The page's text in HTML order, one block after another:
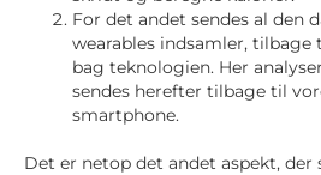
For det andet sendes al den
wearables indsamler,
bag teknologien. Her
sendes herefter tilbage til
smartphone.
Det er netop det andet aspekt, der